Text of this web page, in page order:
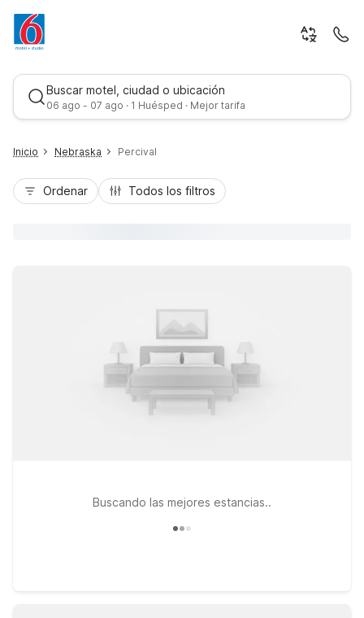
Buscar motel, ciudad o ubicación
06 ago - 07 ago · 1 Huésped · Mejor tarifa
Inicio Nebraska Percival
Ordenar Todos los filtros
Buscando las mejores estancias..